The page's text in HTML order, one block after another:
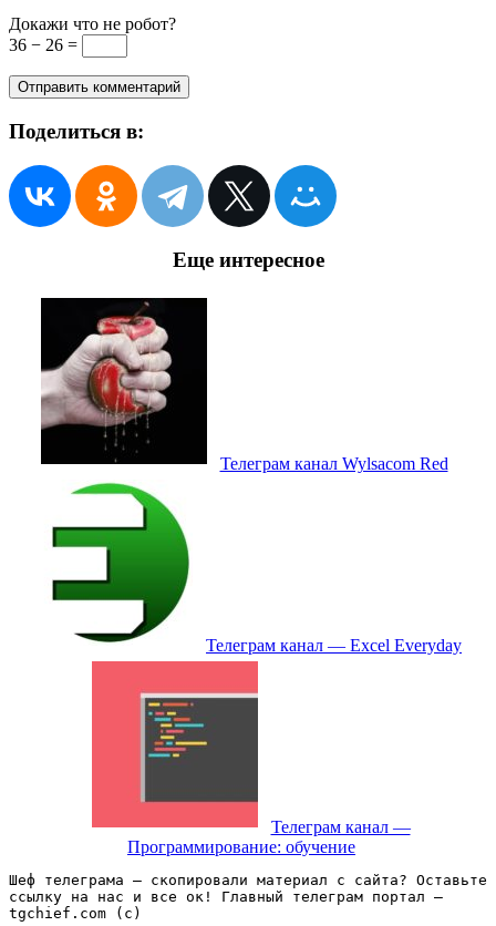
Докажи что не робот?
36 − 26 =
Поделиться в:
Еще интересное
Телеграм канал Wylsacom Red
Телеграм канал — Excel Everyday
Телеграм канал —
Программирование: обучение
Шеф телеграма – скопировали материал с сайта? Оставьте
ссылку на нас и все ок! Главный телеграм портал –